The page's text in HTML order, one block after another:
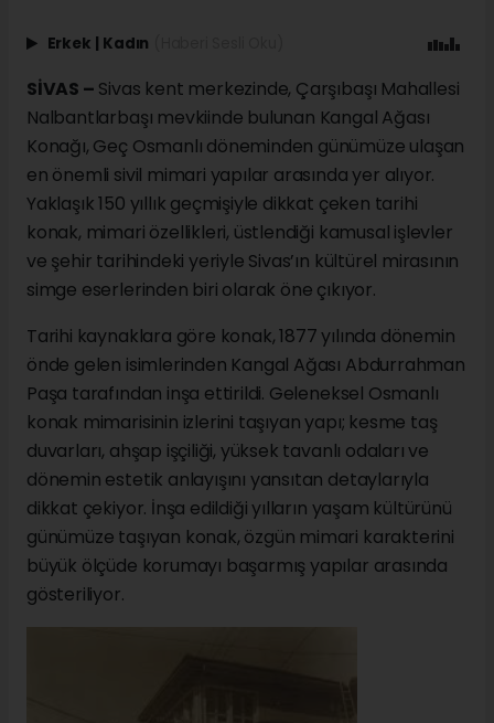
Erkek | Kadın
SİVAS – Sivas kent merkezinde, Çarşıbaşı Mahallesi
Nalbantlarbaşı mevkiinde bulunan Kangal Ağası
Konağı, Geç Osmanlı döneminden günümüze ulaşan
en önemli sivil mimari yapılar arasında yer alıyor.
Yaklaşık 150 yıllık geçmişiyle dikkat çeken tarihi
konak, mimari özellikleri, üstlendiği kamusal işlevler
ve şehir tarihindeki yeriyle Sivas’ın kültürel mirasının
simge eserlerinden biri olarak öne çıkıyor.
Tarihi kaynaklara göre konak, 1877 yılında dönemin
önde gelen isimlerinden Kangal Ağası Abdurrahman
Paşa tarafından inşa ettirildi. Geleneksel Osmanlı
konak mimarisinin izlerini taşıyan yapı; kesme taş
duvarları, ahşap işçiliği, yüksek tavanlı odaları ve
dönemin estetik anlayışını yansıtan detaylarıyla
dikkat çekiyor. İnşa edildiği yılların yaşam kültürünü
günümüze taşıyan konak, özgün mimari karakterini
büyük ölçüde korumayı başarmış yapılar arasında
gösteriliyor.